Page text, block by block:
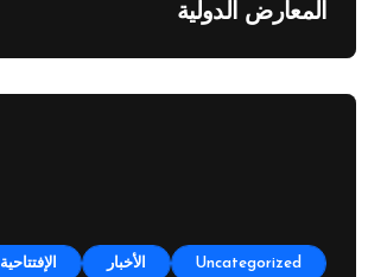
المعارض الدولية
Uncategorized الأخبار الإفتتاحية